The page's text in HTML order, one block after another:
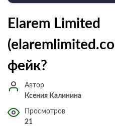
Elarem Limited
фейк?
Автор
Ксения Калинина
Просмотров
21